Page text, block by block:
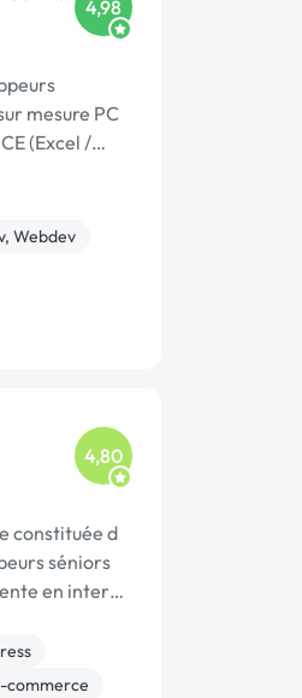
4,98
mesure PC
(Excel /
Webdev
4,80
constituée d
séniors
en interne
...
commerce